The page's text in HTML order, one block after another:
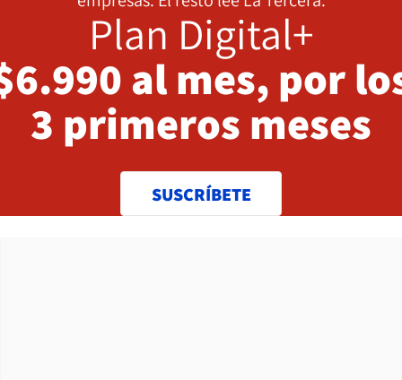
Plan Digital+
al mes, por
3 primeros meses
SUSCRÍBETE